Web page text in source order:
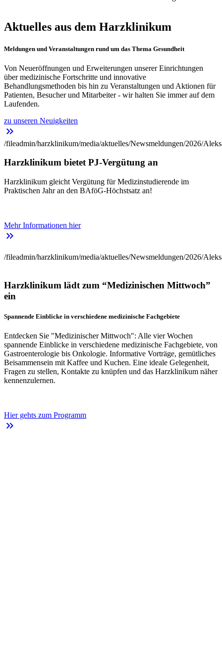
Aktuelles aus dem Harzklinikum
Meldungen und Veranstaltungen rund um das Thema Gesundheit
Von Neueröffnungen und Erweiterungen unserer Einrichtungen
über medizinische Fortschritte und innovative
Behandlungsmethoden bis hin zu Veranstaltungen und Aktionen für
Patienten, Besucher und Mitarbeiter - wir halten Sie immer auf dem
Laufenden.
zu unseren Neuigkeiten
keyboard_double_arrow_right
/fileadmin/harzklinikum/media/aktuelles/Newsmeldungen/2026/
Harzklinikum bietet PJ-Vergütung an
Harzklinikum gleicht Vergütung für Medizinstudierende im
Praktischen Jahr an den BAföG-Höchstsatz an!
Mehr Informationen hier
keyboard_double_arrow_right
/fileadmin/harzklinikum/media/aktuelles/Newsmeldungen/2026/
Harzklinikum lädt zum “Medizinischen Mittwoch”
ein
Spannende Einblicke in verschiedene medizinische Fachgebiete
Entdecken Sie "Medizinischer Mittwoch": Alle vier Wochen
spannende Einblicke in verschiedene medizinische Fachgebiete, von
Gastroenterologie bis Onkologie. Informative Vorträge, gemütliches
Beisammensein mit Kaffee und Kuchen. Eine ideale Gelegenheit,
Fragen zu stellen, Kontakte zu knüpfen und das Harzklinikum näher
kennenzulernen.
Hier gehts zum Programm
keyboard_double_arrow_right